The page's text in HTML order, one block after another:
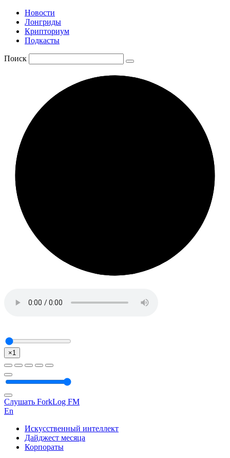
Новости
Лонгриды
Крипториум
Подкасты
Поиск
×1
Слушать ForkLog FM
En
Искусственный интеллект
Дайджест месяца
Корпораты